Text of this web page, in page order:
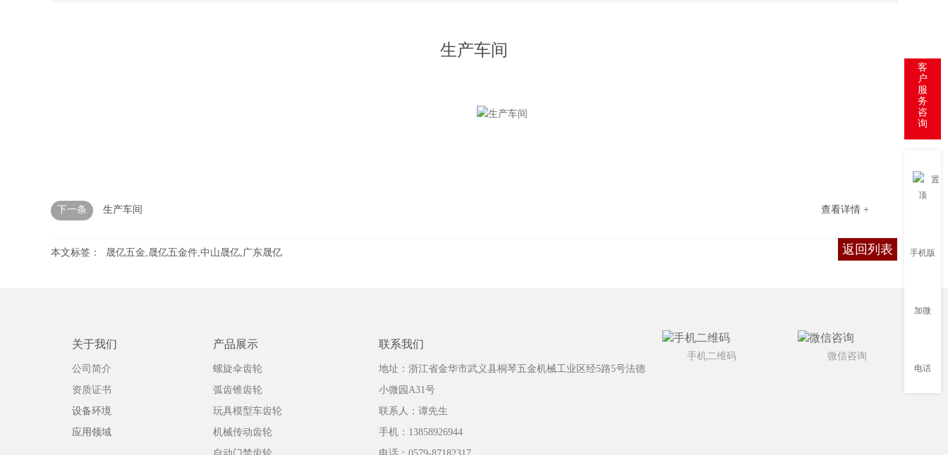
生产车间
查看详情 +
下一条 生产车间
返回列表
本文标签： 晟亿五金,晟亿五金件,中山晟亿,广东晟亿
关于我们
公司简介
资质证书
设备环境
应用领域
产品展示
螺旋伞齿轮
弧齿锥齿轮
玩具模型车齿轮
机械传动齿轮
联系我们
地址：浙江省金华市武义县桐琴五金机械工业区经5路5号法德
小微园A31号
联系人：谭先生
手机：13858926944
手机二维码 微信咨询
客
户
服
务
咨
询
置
顶
手机版
加微
电话